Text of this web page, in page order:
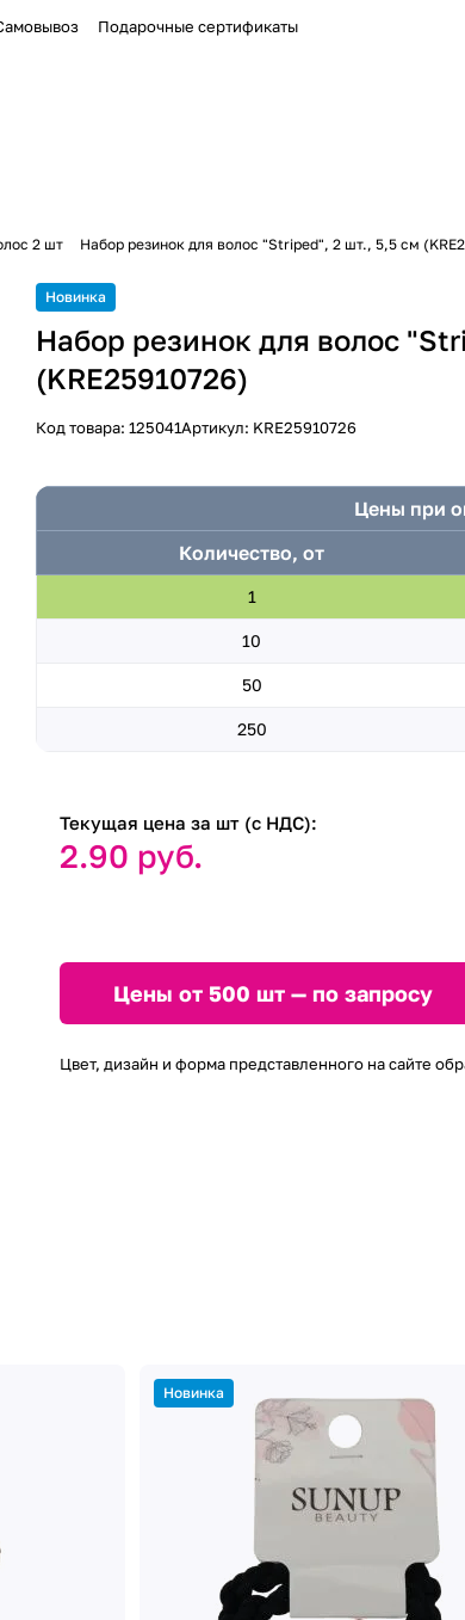
Подарочные сертификаты
2 шт Набор резинок для волос "Striped", 2 шт., 5,5 см
Новинка
Набор резинок для волос
(KRE25910726)
Код товара:125041Артикул: KRE25910726
Цены при
Количество, от
1
10
50
250
Текущая цена за шт (с НДС):
2.90 руб.
Цены от 500 шт — по запросу
Цвет, дизайн и форма представленного на сайте
Новинка